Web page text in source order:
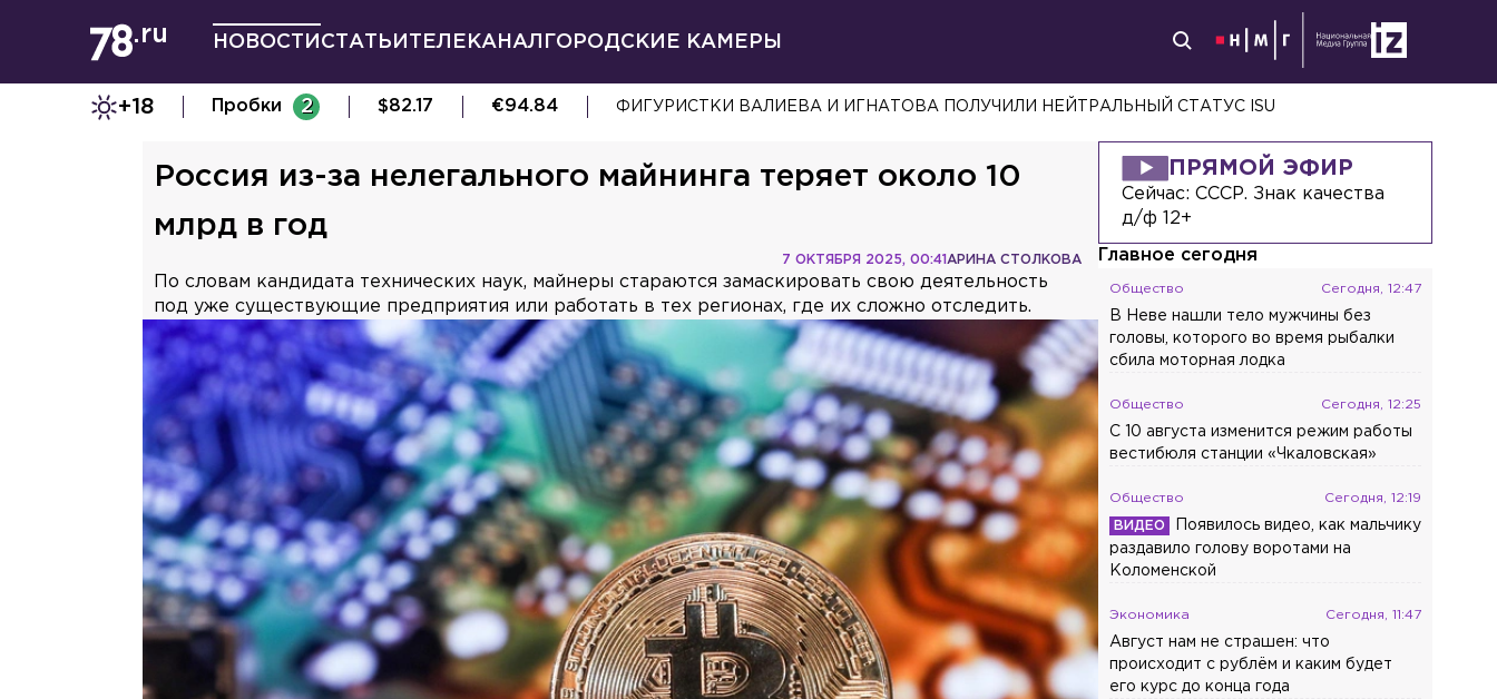
НОВОСТИ СТАТЬИ ТЕЛЕКАНАЛ ГОРОДСКИЕ КАМЕРЫ
+18 Пробки 2 $82.17 €94.84 НАПАДАЮЩИЙ ДЖОЗЕФ БЛАНДИЗИ ПОКИДАЕТ СКА
Россия из-за нелегального майнинга теряет около 10
млрд в год
АРИНА СТОЛКОВА
7 ОКТЯБРЯ 2025, 00:41
По словам кандидата технических наук, майнеры стараются замаскировать свою деятельность
под уже существующие предприятия или работать в тех регионах, где их сложно отследить.
ПРЯМОЙ ЭФИР
Сейчас:СССР. Знак качества
д/ф 12+
Главное сегодня
Общество Сегодня, 12:47
В Неве нашли тело мужчины без
головы, которого во время рыбалки
сбила моторная лодка
Общество Сегодня, 12:25
С 10 августа изменится режим работы
вестибюля станции «Чкаловская»
Общество Сегодня, 12:19
Появилось видео, как мальчику
раздавило голову воротами на
Коломенской
Экономика Сегодня, 11:47
Август нам не страшен: что
происходит с рублём и каким будет
его курс до конца года